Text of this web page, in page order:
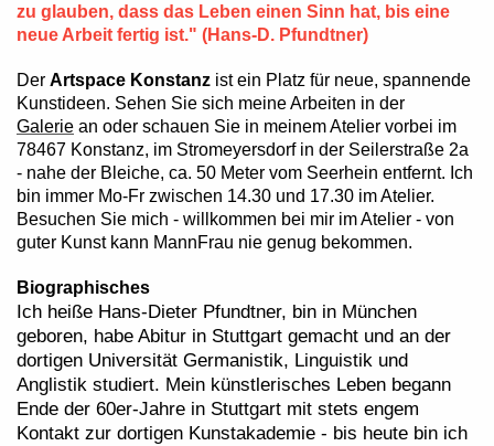
zu glauben, dass das Leben einen Sinn hat, bis eine
neue Arbeit fertig ist." (Hans-D. Pfundtner)
Der Artspace Konstanz ist ein Platz für neue, spannende
Kunstideen. Sehen Sie sich meine Arbeiten in der
Galerie an oder schauen Sie in meinem Atelier vorbei im
78467 Konstanz, im Stromeyersdorf in der Seilerstraße 2a
- nahe der Bleiche, ca. 50 Meter vom Seerhein entfernt. Ich
bin immer Mo-Fr zwischen 14.30 und 17.30 im Atelier.
Besuchen Sie mich - willkommen bei mir im Atelier - von
guter Kunst kann MannFrau nie genug bekommen.
Biographisches
Ich heiße Hans-Dieter Pfundtner, bin in München
geboren, habe Abitur in Stuttgart gemacht und an der
dortigen Universität Germanistik, Linguistik und
Anglistik studiert. Mein künstlerisches Leben begann
Ende der 60er-Jahre in Stuttgart mit stets engem
Kontakt zur dortigen Kunstakademie - bis heute bin ich